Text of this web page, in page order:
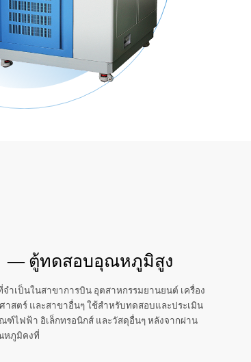
— ตู้ทดสอบอุณหภูมิสูง‌
เป็นในสาขาการบิน อุตสาหกรรมยานยนต์ เครื่อง
าสตร์ และสาขาอื่นๆ ใช้สำหรับทดสอบและประเมิน
ฑ์ไฟฟ้า อิเล็กทรอนิกส์ และวัสดุอื่นๆ หลังจากผ่าน
หภูมิคงที่